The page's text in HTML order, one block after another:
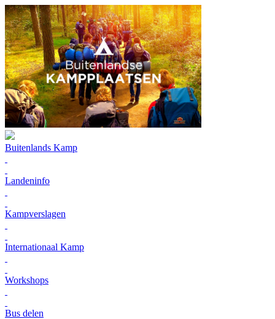
Buitenlands Kamp
Landeninfo
Kampverslagen
Internationaal Kamp
Workshops
Bus delen